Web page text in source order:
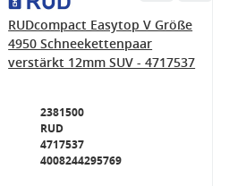
RUDcompact Easytop V Größe
4950 Schneekettenpaar
verstärkt 12mm SUV - 4717537
2381500
RUD
4717537
4008244295769